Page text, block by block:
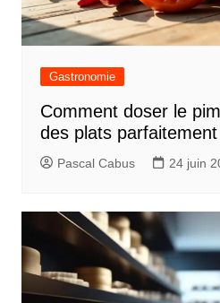
Gastronomie
Comment doser le
des plats
Pascal Cabus 24 juin